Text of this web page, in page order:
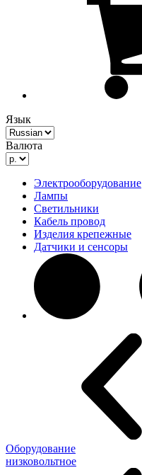
Язык
Валюта
Электрооборудование
Лампы
Светильники
Кабель провод
Изделия крепежные
Датчики и сенсоры
Оборудование
низковольтное